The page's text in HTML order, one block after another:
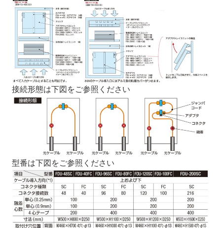
接続形態は下図をご参照ください
型番は下図をご参照ください